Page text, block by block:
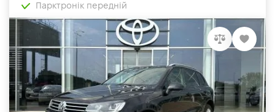
Парктронік передній